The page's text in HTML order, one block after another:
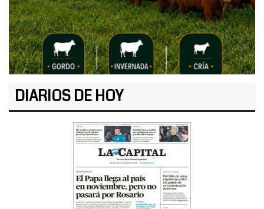
DIARIOS DE HOY